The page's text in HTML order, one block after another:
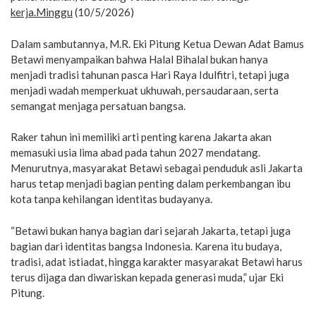
kerja.Minggu (10/5/2026)
Dalam sambutannya, M.R. Eki Pitung Ketua Dewan Adat Bamus
Betawi menyampaikan bahwa Halal Bihalal bukan hanya
menjadi tradisi tahunan pasca Hari Raya Idulfitri, tetapi juga
menjadi wadah memperkuat ukhuwah, persaudaraan, serta
semangat menjaga persatuan bangsa.
Raker tahun ini memiliki arti penting karena Jakarta akan
memasuki usia lima abad pada tahun 2027 mendatang.
Menurutnya, masyarakat Betawi sebagai penduduk asli Jakarta
harus tetap menjadi bagian penting dalam perkembangan ibu
kota tanpa kehilangan identitas budayanya.
“Betawi bukan hanya bagian dari sejarah Jakarta, tetapi juga
bagian dari identitas bangsa Indonesia. Karena itu budaya,
tradisi, adat istiadat, hingga karakter masyarakat Betawi harus
terus dijaga dan diwariskan kepada generasi muda,” ujar Eki
Pitung.